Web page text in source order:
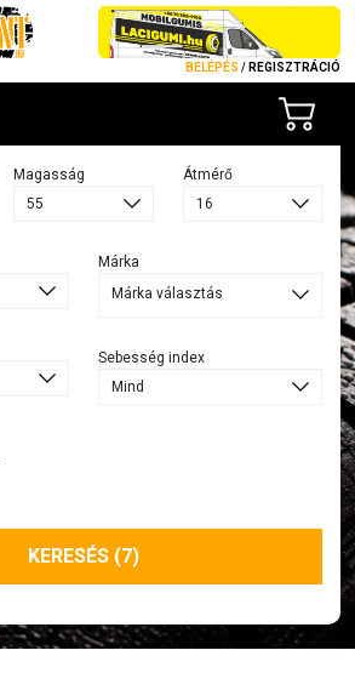
BELÉPÉS / REGISZTRÁCIÓ
Magasság Átmérő
Márka
Márka választás
Sebesség index
KERESÉS (7)